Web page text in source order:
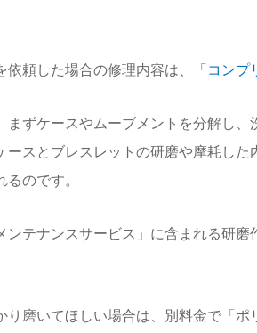
依頼した場合の修理内容は、「 コンプ
まずケースやムーブメントを分解し
ースとブレスレットの研磨や摩耗し
のです。
ンテナンスサービス」に含まれる研
り磨いてほしい場合は、別料金で「ポ